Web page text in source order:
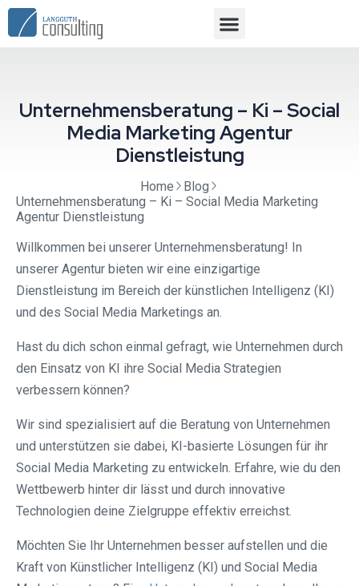
Unternehmensberatung – Ki – Social
Media Marketing Agentur
Dienstleistung
Home
Blog
Unternehmensberatung – Ki – Social Media Marketing
Agentur Dienstleistung
Willkommen bei unserer Unternehmensberatung! In
unserer Agentur bieten wir eine einzigartige
Dienstleistung im Bereich der künstlichen Intelligenz (KI)
und des Social Media Marketings an.
Hast du dich schon einmal gefragt, wie Unternehmen durch
den Einsatz von KI ihre Social Media Strategien
verbessern können?
Wir sind spezialisiert auf die Beratung von Unternehmen
und unterstützen sie dabei, KI-basierte Lösungen für ihr
Social Media Marketing zu entwickeln. Erfahre, wie du den
Wettbewerb hinter dir lässt und durch innovative
Technologien deine Zielgruppe effektiv erreichst.
Möchten Sie Ihr Unternehmen besser aufstellen und die
Kraft von Künstlicher Intelligenz (KI) und Social Media